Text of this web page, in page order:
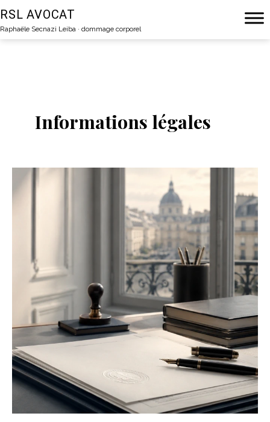
Aller
au
contenu
RSL AVOCAT
Raphaële Secnazi Leiba · dommage corporel
Informations légales